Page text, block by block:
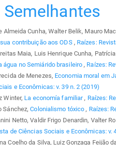
Almeida Cunha, Walter Belik, Mauro
contribuição aos ODS , Raízes:
Maia, Luis Henrique Cunha,
água no Semiárido brasileiro, Raízes:
de Menezes, Economia moral em
e Econômicas: v. 39 n. 2 (2019)
Winter, La economía familiar, Raízes:
Sánchez,Colonialismo tóxico, Raízes:
Netto, Valdir Frigo Denardin, Valter
de Ciências Sociais e Econômicas: v.
Coelho da Silva, Luiz Gonzaga Feijão